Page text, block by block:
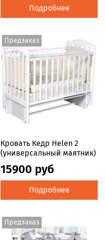
Подробнее
Предзаказ
Кровать Кедр Helen 2
(универсальный маятник)
15900 руб
Подробнее
Предзаказ